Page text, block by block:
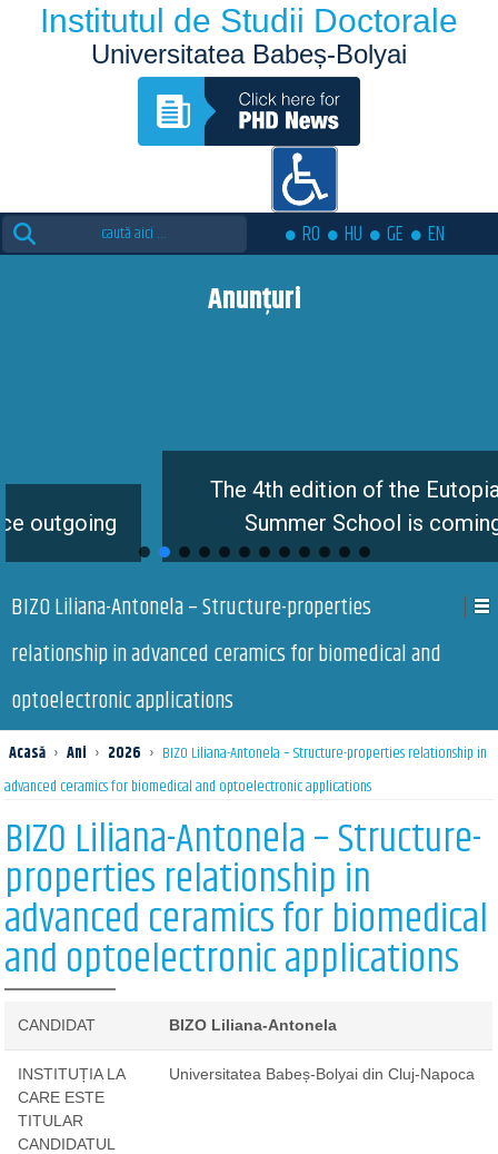
Institutul de Studii Doctorale
Universitatea Babeș-Bolyai
Search
for:
RO HU GE EN
Anunțuri
The 4th edition of the Eutopia Doctoral
Summer School is coming soon
BIZO Liliana-Antonela – Structure-properties
relationship in advanced ceramics for biomedical and
optoelectronic applications
Acasă › Ani › 2026 › BIZO Liliana-Antonela – Structure-properties relationship in
advanced ceramics for biomedical and optoelectronic applications
BIZO Liliana-Antonela – Structure-
properties relationship in
advanced ceramics for biomedical
and optoelectronic applications
CANDIDAT BIZO Liliana-Antonela
INSTITUȚIA LA
CARE ESTE
TITULAR
CANDIDATUL
Universitatea Babeș-Bolyai din Cluj-Napoca